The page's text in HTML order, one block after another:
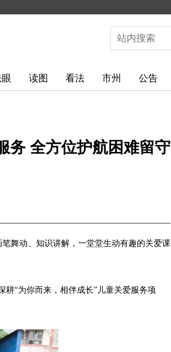
读图 看法 市州 公告
务 全方位护航困难留守
舞动、知识讲解，一堂堂生动有趣的关爱课
“为你而来，相伴成长”儿童关爱服务项